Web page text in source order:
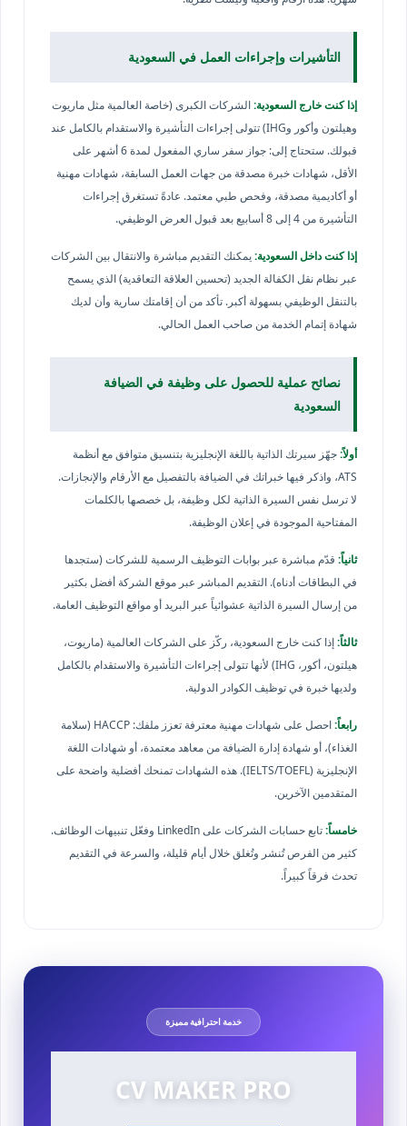
التأشيرات وإجراءات العمل في السعودية
إذا كنت خارج السعودية:الشركات الكبرى (خاصة العالمية مثل ماريوت
وهيلتون وأكور وIHG) تتولى إجراءات التأشيرة والاستقدام بالكامل عند
قبولك. ستحتاج إلى: جواز سفر ساري المفعول لمدة 6 أشهر على
الأقل، شهادات خبرة مصدقة من جهات العمل السابقة، شهادات مهنية
أو أكاديمية مصدقة، وفحص طبي معتمد. عادةً تستغرق إجراءات
التأشيرة من 4 إلى 8 أسابيع بعد قبول العرض الوظيفي.
إذا كنت داخل السعودية:يمكنك التقديم مباشرة والانتقال بين الشركات
عبر نظام نقل الكفالة الجديد (تحسين العلاقة التعاقدية) الذي يسمح
بالتنقل الوظيفي بسهولة أكبر. تأكد من أن إقامتك سارية وأن لديك
شهادة إتمام الخدمة من صاحب العمل الحالي.
نصائح عملية للحصول على وظيفة في الضيافة
السعودية
أولاً:جهّز سيرتك الذاتية باللغة الإنجليزية بتنسيق متوافق مع أنظمة
ATS، واذكر فيها خبراتك في الضيافة بالتفصيل مع الأرقام والإنجازات.
لا ترسل نفس السيرة الذاتية لكل وظيفة، بل خصصها بالكلمات
المفتاحية الموجودة في إعلان الوظيفة.
ثانياً: قدّم مباشرة عبر بوابات التوظيف الرسمية للشركات (ستجدها
في البطاقات أدناه). التقديم المباشر عبر موقع الشركة أفضل بكثير
من إرسال السيرة الذاتية عشوائياً عبر البريد أو مواقع التوظيف العامة.
ثالثاً:إذا كنت خارج السعودية، ركّز على الشركات العالمية (ماريوت،
هيلتون، أكور، IHG) لأنها تتولى إجراءات التأشيرة والاستقدام بالكامل
ولديها خبرة في توظيف الكوادر الدولية.
رابعاً:
احصل على شهادات مهنية معترفة تعزز ملفك: HACCP (سلامة
الغذاء)، أو شهادة إدارة الضيافة من معاهد معتمدة، أو شهادات اللغة
الإنجليزية (IELTS/TOEFL). هذه الشهادات تمنحك أفضلية واضحة على
المتقدمين الآخرين.
خامساً:
تابع حسابات الشركات على LinkedIn وفعّل تنبيهات الوظائف.
كثير من الفرص تُنشر وتُغلق خلال أيام قليلة، والسرعة في التقديم
تحدث فرقاً كبيراً.
خدمة احترافية مميزة
CV MAKER PRO